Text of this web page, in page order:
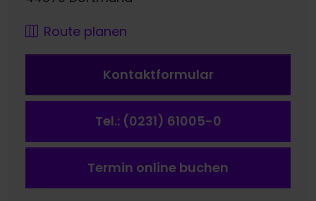
Route planen
Kontaktformular
Tel.: (0231) 61005-0
Termin online buchen